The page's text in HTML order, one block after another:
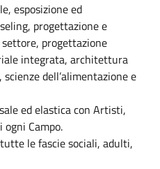
esposizione ed
progettazione e
progettazione
integrata, architettura
dell’alimentazione e
ed elastica con Artisti,
ogni Campo.
le fascie sociali, adulti,